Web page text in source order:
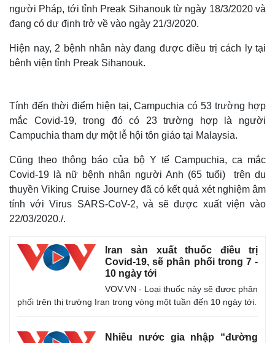
người Pháp, tới tỉnh Preak Sihanouk từ ngày 18/3/2020 và
đang có dự định trở về vào ngày 21/3/2020.
Hiện nay, 2 bệnh nhân này đang được điều trị cách ly tại
bênh viện tỉnh Preak Sihanouk.
Tính đến thời điểm hiện tại, Campuchia có 53 trường hợp
mắc Covid-19, trong đó có 23 trường hợp là người
Campuchia tham dự một lễ hội tôn giáo tại Malaysia.
Cũng theo thông báo của bộ Y tế Campuchia, ca mắc
Covid-19 là nữ bệnh nhân người Anh (65 tuổi) trên du
thuyền Viking Cruise Journey đã có kết quả xét nghiệm âm
tính với Virus SARS-CoV-2, và sẽ được xuất viện vào
22/03/2020./.
Iran sản xuất thuốc điều trị
Covid-19, sẽ phân phối trong 7 -
10 ngày tới
VOV.VN - Loại thuốc này sẽ được phân
phối trên thị trường Iran trong vòng một tuần đến 10 ngày tới.
Nhiều nước gia nhập “đường